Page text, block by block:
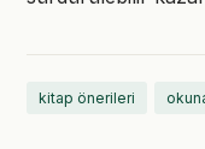
kitap önerileri